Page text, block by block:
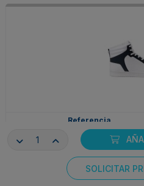
SOLICITAR
Consentimiento de cookies